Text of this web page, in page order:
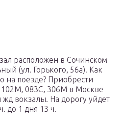
расположен в Сочинском
(ул. Горького, 56а). Как
на поезде? Приобрести
102М, 083С, 306М в Москве
вокзалы. На дорогу уйдет
до 1 дня 13 ч.